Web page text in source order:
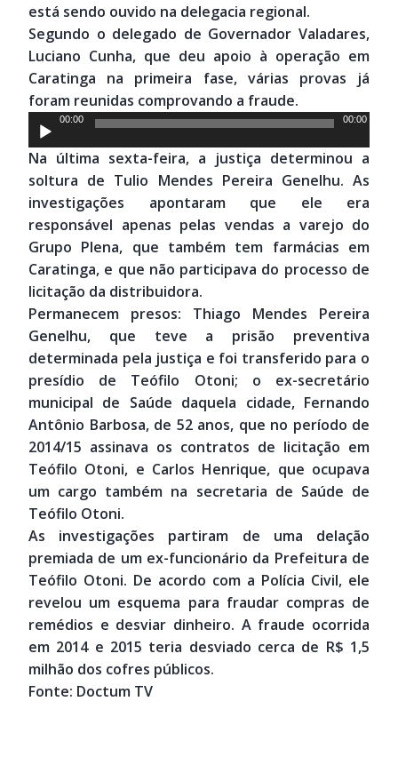
está sendo ouvido na delegacia regional.
Segundo o delegado de Governador Valadares,
Luciano Cunha, que deu apoio à operação em
Caratinga na primeira fase, várias provas já
foram reunidas comprovando a fraude.
Tocador
de
áudio
00:00 00:00
Na última sexta-feira, a justiça determinou a
soltura de Tulio Mendes Pereira Genelhu. As
investigações apontaram que ele era
responsável apenas pelas vendas a varejo do
Grupo Plena, que também tem farmácias em
Caratinga, e que não participava do processo de
licitação da distribuidora.
Permanecem presos: Thiago Mendes Pereira
Genelhu, que teve a prisão preventiva
determinada pela justiça e foi transferido para o
presídio de Teófilo Otoni; o ex-secretário
municipal de Saúde daquela cidade, Fernando
Antônio Barbosa, de 52 anos, que no período de
2014/15 assinava os contratos de licitação em
Teófilo Otoni, e Carlos Henrique, que ocupava
um cargo também na secretaria de Saúde de
Teófilo Otoni.
As investigações partiram de uma delação
premiada de um ex-funcionário da Prefeitura de
Teófilo Otoni. De acordo com a Polícia Civil, ele
revelou um esquema para fraudar compras de
remédios e desviar dinheiro. A fraude ocorrida
em 2014 e 2015 teria desviado cerca de R$ 1,5
milhão dos cofres públicos.
Fonte: Doctum TV